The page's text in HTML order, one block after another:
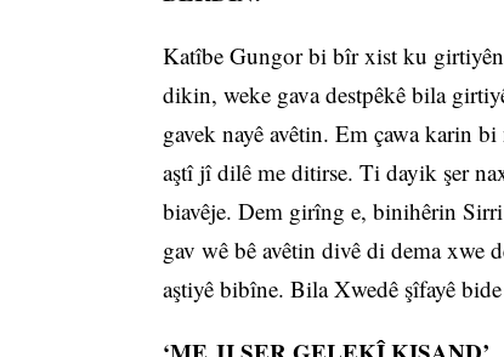
Katîbe Gungor bi bîr xist ku
dikin, weke gava destpêkê bila
gavek nayê avêtin. Em çawa karin
aştî jî dilê me ditirse. Ti dayik şer
biavêje. Dem girîng e, binihêrin
gav wê bê avêtin divê di dema xwe
aştiyê bibîne. Bila Xwedê şîfayê